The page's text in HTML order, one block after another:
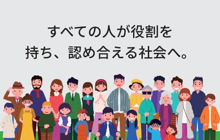
すべての人が役割を
持ち、認め合える社会へ。